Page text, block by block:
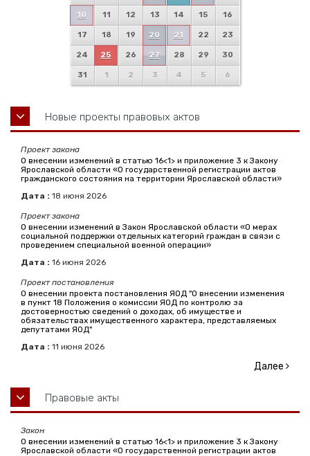
10 11 12 13 14 15 16
17 18 19 20 21 22 23
24 25 26 27 28 29 30
31 1 2 3 4 5 6
Новые проекты правовых актов
Проект закона
О внесении изменений в статью 16<1> и приложение 3 к Закону
Ярославской области «О государственной регистрации актов
гражданского состояния на территории Ярославской области»
Дата : 18 июня 2026
Проект закона
О внесении изменений в Закон Ярославской области «О мерах
социальной поддержки отдельных категорий граждан в связи с
проведением специальной военной операции»
Дата : 16 июня 2026
Проект постановления
О внесении проекта постановления ЯОД "О внесении изменения
в пункт 18 Положения о комиссии ЯОД по контролю за
достоверностью сведений о доходах, об имуществе и
обязательствах имущественного характера, представляемых
депутатами ЯОД"
Дата : 11 июня 2026
Далее
Правовые акты
Закон
О внесении изменений в статью 16<1> и приложение 3 к Закону
Ярославской области «О государственной регистрации актов